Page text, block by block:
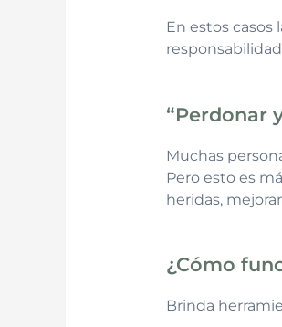
En estos casos
“Perdonar
Muchas
Pero esto es
heridas,
¿Cómo
Brinda